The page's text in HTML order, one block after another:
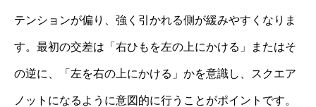
テンションが偏り、強く引かれる側が緩みやすくなりま
す。最初の交差は「右ひもを左の上にかける」またはそ
の逆に、「左を右の上にかける」かを意識し、スクエア
ノットになるように意図的に行うことがポイントです。